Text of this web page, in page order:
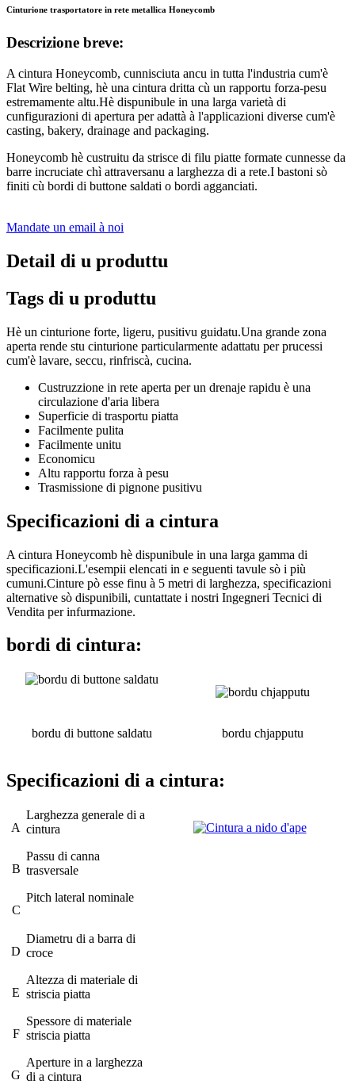
Cinturione trasportatore in rete metallica Honeycomb
Descrizione breve:
A cintura Honeycomb, cunnisciuta ancu in tutta l'industria cum'è
Flat Wire belting, hè una cintura dritta cù un rapportu forza-pesu
estremamente altu.Hè dispunibule in una larga varietà di
cunfigurazioni di apertura per adattà à l'applicazioni diverse cum'è
casting, bakery, drainage and packaging.
Honeycomb hè custruitu da strisce di filu piatte formate cunnesse da
barre incruciate chì attraversanu a larghezza di a rete.I bastoni sò
finiti cù bordi di buttone saldati o bordi agganciati.
Mandate un email à noi
Detail di u produttu
Tags di u produttu
Hè un cinturione forte, ligeru, pusitivu guidatu.Una grande zona
aperta rende stu cinturione particularmente adattatu per prucessi
cum'è lavare, seccu, rinfriscà, cucina.
Custruzzione in rete aperta per un drenaje rapidu è una
circulazione d'aria libera
Superficie di trasportu piatta
Facilmente pulita
Facilmente unitu
Economicu
Altu rapportu forza à pesu
Trasmissione di pignone pusitivu
Specificazioni di a cintura
A cintura Honeycomb hè dispunibule in una larga gamma di
specificazioni.L'esempii elencati in e seguenti tavule sò i più
cumuni.Cinture pò esse finu à 5 metri di larghezza, specificazioni
alternative sò dispunibili, cuntattate i nostri Ingegneri Tecnici di
Vendita per infurmazione.
bordi di cintura:
bordu di buttone saldatu bordu chjapputu
Specificazioni di a cintura:
A
Larghezza generale di a
cintura
B
Passu di canna
trasversale
C
Pitch lateral nominale
D
Diametru di a barra di
croce
E
Altezza di materiale di
striscia piatta
F
Spessore di materiale
striscia piatta
G
Aperture in a larghezza
di a cintura